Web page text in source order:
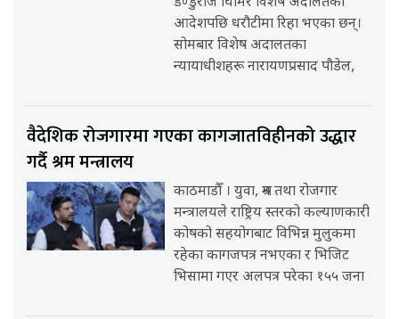
आदेशपछि धरौटीमा रिहा भएका छन्।
सोमबार विशेष अदालतका
न्यायाधीशहरू नारायणप्रसाद पौडेल,
वैदेशिक रोजगारमा गएका कागजातविहीनको उद्धार
गर्दै श्रम मन्त्रालय
काठमाडौँ । युवा, श्रम तथा रोजगार
मन्त्रालयले राष्ट्रिय स्तरको कल्याणकारी
कोषको सहयोगबाट विभिन्न मुलुकमा
रहेका कागजपत्र नभएका र भिजिट
भिसामा गएर अलपत्र परेका १५५ जना